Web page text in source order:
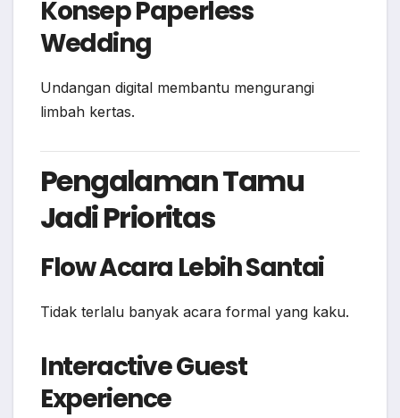
Konsep Paperless
Wedding
Undangan digital membantu mengurangi
limbah kertas.
Pengalaman Tamu
Jadi Prioritas
Flow Acara Lebih Santai
Tidak terlalu banyak acara formal yang kaku.
Interactive Guest
Experience